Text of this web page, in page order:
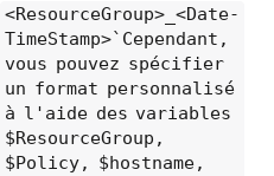
<ResourceGroup>_<Date-
TimeStamp>`Cependant,
vous pouvez spécifier
un format personnalisé
à l'aide des variables
$ResourceGroup,
$Policy, $hostname,